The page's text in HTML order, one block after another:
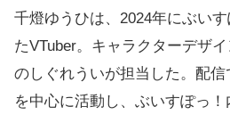
千燈ゆうひは、2024年にぶい
たVTuber。キャラクターデザ
のしぐれういが担当した。配
を中心に活動し、ぶいすぽっ